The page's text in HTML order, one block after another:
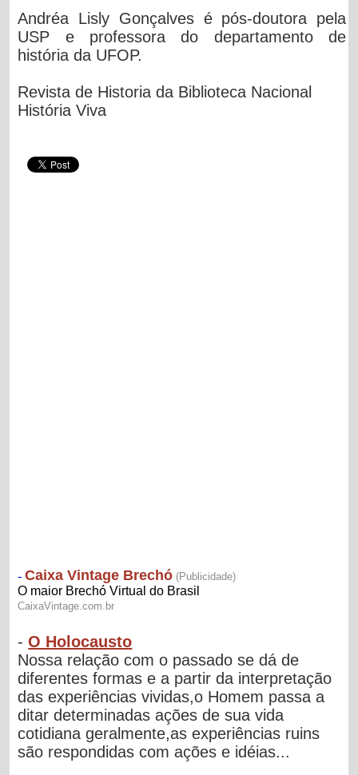
Andréa Lisly Gonçalves é pós-doutora pela
USP e professora do departamento de
história da UFOP.
Revista de Historia da Biblioteca Nacional
História Viva
-O Holocausto
Nossa relação com o passado se dá de
diferentes formas e a partir da interpretação
das experiências vividas,o Homem passa a
ditar determinadas ações de sua vida
cotidiana geralmente,as experiências ruins
são respondidas com ações e idéias...